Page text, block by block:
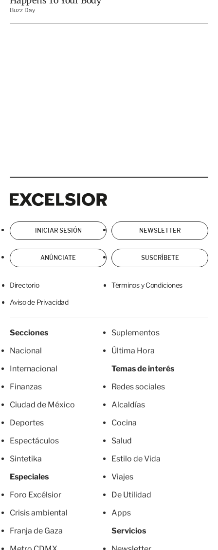
INICIAR SESIÓN NEWSLETTER
ANÚNCIATE SUSCRÍBETE
Directorio Términos y Condiciones
Aviso de Privacidad
Secciones
Nacional
Internacional
Finanzas
Ciudad de México
Deportes
Espectáculos
Sintetika
Especiales
Foro Excélsior
Crisis ambiental
Franja de Gaza
Suplementos
Última Hora
Temas de interés
Redes sociales
Alcaldías
Cocina
Salud
Estilo de Vida
Viajes
De Utilidad
Apps
Servicios